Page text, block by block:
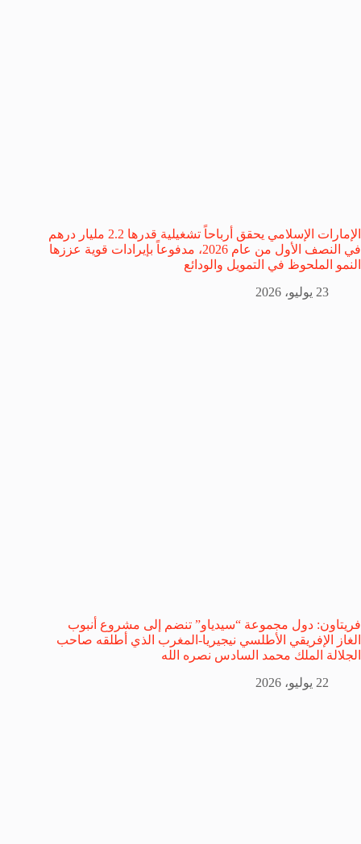
الإمارات الإسلامي يحقق أرباحاً تشغيلية قدرها 2.2 مليار درهم
في النصف الأول من عام 2026، مدفوعاً بإيرادات قوية عززها
النمو الملحوظ في التمويل والودائع
23 يوليو، 2026
فريتاون: دول مجموعة “سيدياو” تنضم إلى مشروع أنبوب
الغاز الإفريقي الأطلسي نيجيريا-المغرب الذي أطلقه صاحب
الجلالة الملك محمد السادس نصره الله
22 يوليو، 2026